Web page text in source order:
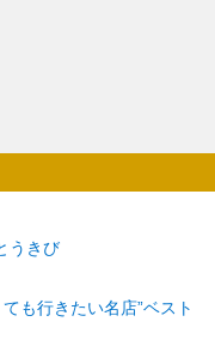
うきび
も行きたい名店”ベスト